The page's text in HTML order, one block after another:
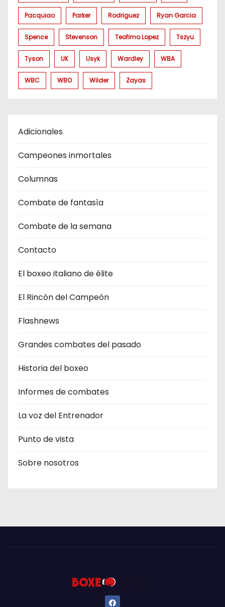
Pacquiao Parker Rodriguez Ryan Garcia
Spence Stevenson Teofimo Lopez Tszyu
Tyson UK Usyk Wardley WBA
WBC WBO Wilder Zayas
Adicionales
Campeones inmortales
Columnas
Combate de fantasìa
Combate de la semana
Contacto
El boxeo italiano de élite
El Rincón del Campeón
Flashnews
Grandes combates del pasado
Historia del boxeo
Informes de combates
La voz del Entrenador
Punto de vista
Sobre nosotros